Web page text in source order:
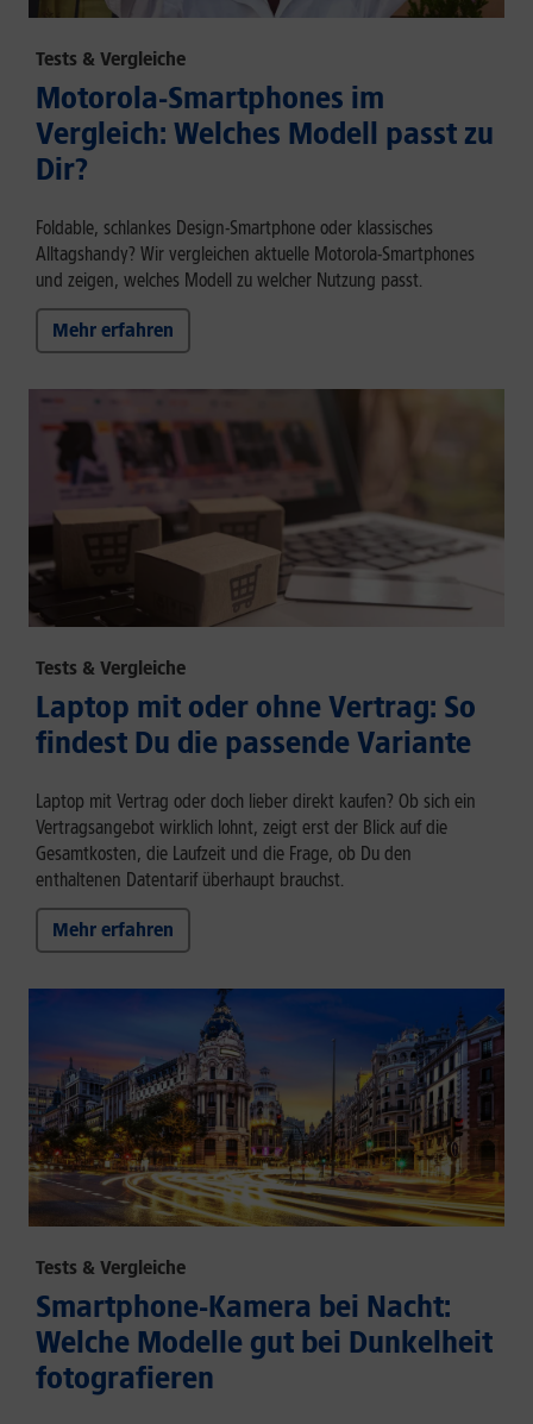
Tests & Vergleiche
Motorola-Smartphones im
Vergleich: Welches Modell passt zu
Dir?
Foldable, schlankes Design-Smartphone oder klassisches
Alltagshandy? Wir vergleichen aktuelle Motorola-Smartphones
und zeigen, welches Modell zu welcher Nutzung passt.
Mehr erfahren
Tests & Vergleiche
Laptop mit oder ohne Vertrag: So
findest Du die passende Variante
Laptop mit Vertrag oder doch lieber direkt kaufen? Ob sich ein
Vertragsangebot wirklich lohnt, zeigt erst der Blick auf die
Gesamtkosten, die Laufzeit und die Frage, ob Du den
enthaltenen Datentarif überhaupt brauchst.
Mehr erfahren
Tests & Vergleiche
Smartphone-Kamera bei Nacht:
Welche Modelle gut bei Dunkelheit
fotografieren